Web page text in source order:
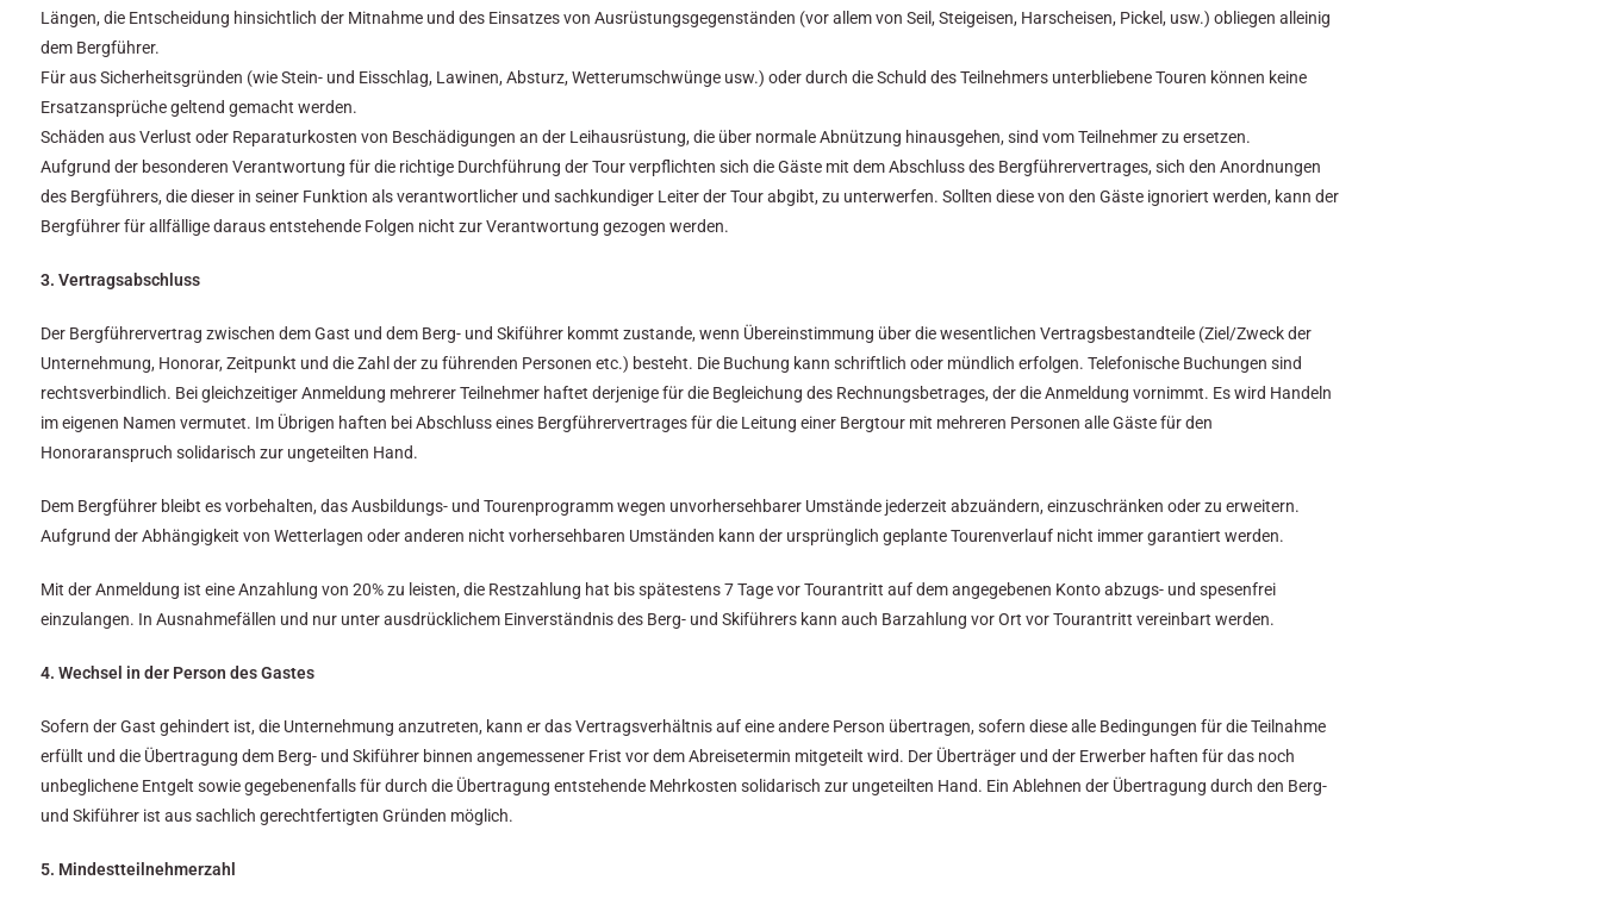
Längen, die Entscheidung hinsichtlich der Mitnahme und des Einsatzes von Ausrüstungsgegenständen (vor allem von Seil, Steigeisen, Harscheisen, Pickel, usw.) obliegen alleinig
dem Bergführer.
Für aus Sicherheitsgründen (wie Stein- und Eisschlag, Lawinen, Absturz, Wetterumschwünge usw.) oder durch die Schuld des Teilnehmers unterbliebene Touren können keine
Ersatzansprüche geltend gemacht werden.
Schäden aus Verlust oder Reparaturkosten von Beschädigungen an der Leihausrüstung, die über normale Abnützung hinausgehen, sind vom Teilnehmer zu ersetzen.
Aufgrund der besonderen Verantwortung für die richtige Durchführung der Tour verpflichten sich die Gäste mit dem Abschluss des Bergführervertrages, sich den Anordnungen
des Bergführers, die dieser in seiner Funktion als verantwortlicher und sachkundiger Leiter der Tour abgibt, zu unterwerfen. Sollten diese von den Gäste ignoriert werden, kann der
Bergführer für allfällige daraus entstehende Folgen nicht zur Verantwortung gezogen werden.
3. Vertragsabschluss
Der Bergführervertrag zwischen dem Gast und dem Berg- und Skiführer kommt zustande, wenn Übereinstimmung über die wesentlichen Vertragsbestandteile (Ziel/Zweck der
Unternehmung, Honorar, Zeitpunkt und die Zahl der zu führenden Personen etc.) besteht. Die Buchung kann schriftlich oder mündlich erfolgen. Telefonische Buchungen sind
rechtsverbindlich. Bei gleichzeitiger Anmeldung mehrerer Teilnehmer haftet derjenige für die Begleichung des Rechnungsbetrages, der die Anmeldung vornimmt. Es wird Handeln
im eigenen Namen vermutet. Im Übrigen haften bei Abschluss eines Bergführervertrages für die Leitung einer Bergtour mit mehreren Personen alle Gäste für den
Honoraranspruch solidarisch zur ungeteilten Hand.
Dem Bergführer bleibt es vorbehalten, das Ausbildungs- und Tourenprogramm wegen unvorhersehbarer Umstände jederzeit abzuändern, einzuschränken oder zu erweitern.
Aufgrund der Abhängigkeit von Wetterlagen oder anderen nicht vorhersehbaren Umständen kann der ursprünglich geplante Tourenverlauf nicht immer garantiert werden.
Mit der Anmeldung ist eine Anzahlung von 20% zu leisten, die Restzahlung hat bis spätestens 7 Tage vor Tourantritt auf dem angegebenen Konto abzugs- und spesenfrei
einzulangen. In Ausnahmefällen und nur unter ausdrücklichem Einverständnis des Berg- und Skiführers kann auch Barzahlung vor Ort vor Tourantritt vereinbart werden.
4. Wechsel in der Person des Gastes
Sofern der Gast gehindert ist, die Unternehmung anzutreten, kann er das Vertragsverhältnis auf eine andere Person übertragen, sofern diese alle Bedingungen für die Teilnahme
erfüllt und die Übertragung dem Berg- und Skiführer binnen angemessener Frist vor dem Abreisetermin mitgeteilt wird. Der Überträger und der Erwerber haften für das noch
unbeglichene Entgelt sowie gegebenenfalls für durch die Übertragung entstehende Mehrkosten solidarisch zur ungeteilten Hand. Ein Ablehnen der Übertragung durch den Berg-
und Skiführer ist aus sachlich gerechtfertigten Gründen möglich.
5. Mindestteilnehmerzahl